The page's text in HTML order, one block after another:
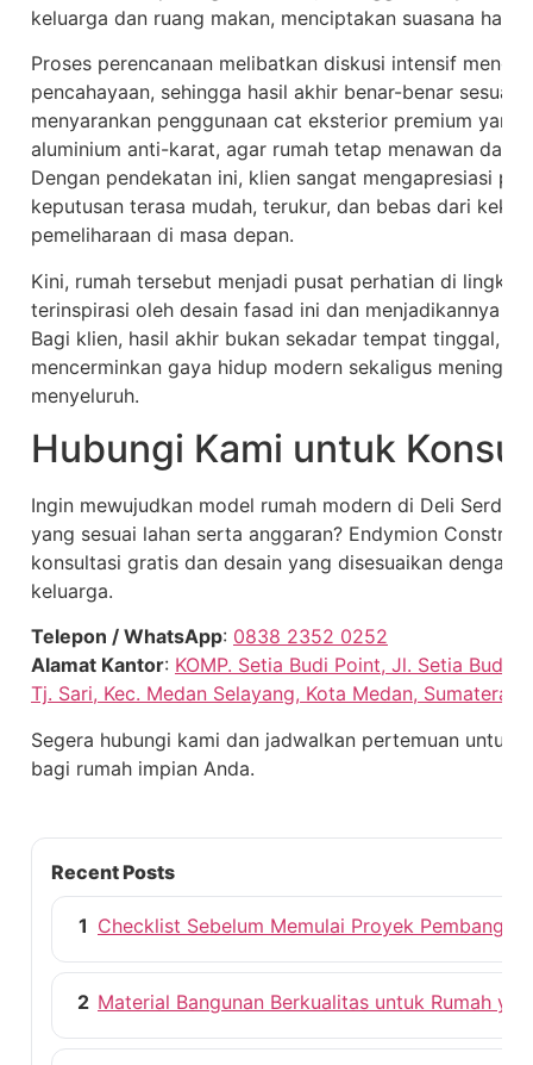
keluarga dan ruang makan, menciptakan suasana
Proses perencanaan melibatkan diskusi intensif
pencahayaan, sehingga hasil akhir benar-benar sesuai
menyarankan penggunaan cat eksterior premium yang
aluminium anti-karat, agar rumah tetap menawan dan
Dengan pendekatan ini, klien sangat mengapresiasi
keputusan terasa mudah, terukur, dan bebas dari
pemeliharaan di masa depan.
Kini, rumah tersebut menjadi pusat perhatian di
terinspirasi oleh desain fasad ini dan menjadikannya
Bagi klien, hasil akhir bukan sekadar tempat tinggal,
mencerminkan gaya hidup modern sekaligus
menyeluruh.
Hubungi Kami untuk
Ingin mewujudkan model rumah modern di Deli
yang sesuai lahan serta anggaran? Endymion
konsultasi gratis dan desain yang disesuaikan dengan
keluarga.
Telepon / WhatsApp: 0838 2352 0252
Alamat Kantor: KOMP. Setia Budi Point, Jl. Setia Budi
Tj. Sari, Kec. Medan Selayang, Kota Medan, Sumatera
Segera hubungi kami dan jadwalkan pertemuan untuk
bagi rumah impian Anda.
Recent Posts
1 Checklist Sebelum Memulai Proyek
2 Material Bangunan Berkualitas untuk Rumah